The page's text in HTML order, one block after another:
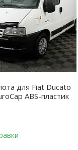
для Fiat Ducato
ABS-пластик